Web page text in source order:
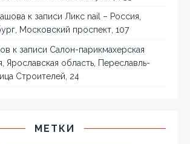
к записи Ликс nail – Россия,
Московский проспект, 107
к записи Салон-парикмахерская
Ярославская область, Переславль-
Строителей, 24
МЕТКИ